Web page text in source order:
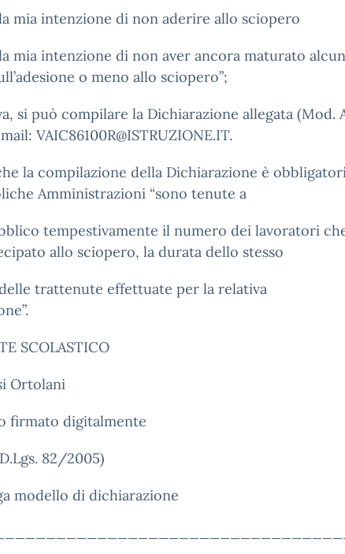
mia intenzione di non aderire allo sciopero
mia intenzione di non aver ancora maturato
o meno allo sciopero”;
si può compilare la Dichiarazione allegata (Mod.
VAIC86100R@ISTRUZIONE.IT.
la compilazione della Dichiarazione è
Amministrazioni “sono tenute a
tempestivamente il numero dei lavoratori
allo sciopero, la durata dello stesso
trattenute effettuate per la relativa
SCOLASTICO
Ortolani
firmato digitalmente
82/2005)
modello di dichiarazione